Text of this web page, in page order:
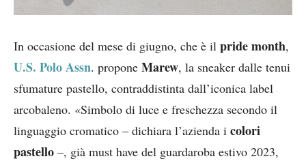
In occasione del mese di giugno, che è il pride month,
U.S. Polo Assn. propone Marew, la sneaker dalle tenui
sfumature pastello, contraddistinta dall’iconica label
arcobaleno. «Simbolo di luce e freschezza secondo il
linguaggio cromatico – dichiara l’azienda i colori
pastello –, già must have del guardaroba estivo 2023,